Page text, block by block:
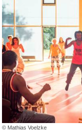
© Mathias Voelzke